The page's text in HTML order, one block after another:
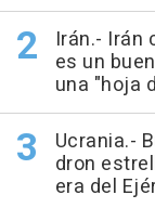
Irán.- Irán
es un
una "hoja
Ucrania.-
dron
era del